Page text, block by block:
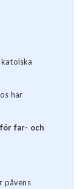
har
far- och
påvens